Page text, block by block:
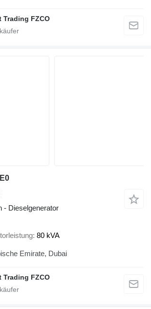
Trading FZCO
- Dieselgenerator
80 kVA
Emirate, Dubai
Trading FZCO